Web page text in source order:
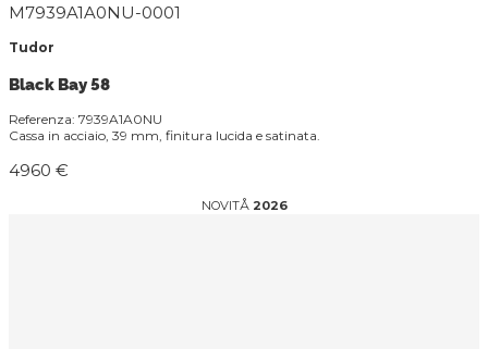
M7939A1A0NU-0001
Tudor
Black Bay 58
Referenza: 7939A1A0NU
Cassa in acciaio, 39 mm, finitura lucida e satinata.
4960 €
NOVITÅ 2026